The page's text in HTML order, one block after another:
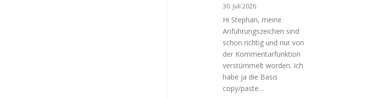
30. Juli 2026
Hi Stephan, meine
Anführungszeichen sind
schon richtig und nur von
der Kommentarfunktion
verstümmelt worden. Ich
habe ja die Basis
copy/paste…